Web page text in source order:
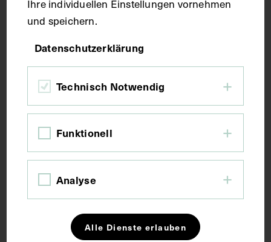
Bildmaß inkl. Untergrund 60 x 45 cm
Kurzbeschreibung
Lithographie von Godefroy Engelmann, nach einer
Zeichnung von Pierre-Roch Vigneron.
Schlagwörter
Nanowissenschaften
Ihre individuellen Einstellungen vornehmen
und speichern.
Datenschutzerklärung
Technisch Notwendig
Funktionell
Analyse
Alle Dienste erlauben